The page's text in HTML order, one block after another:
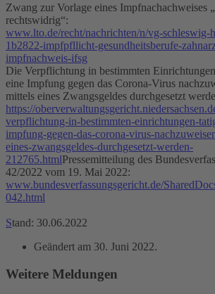
Zwang zur Vorlage eines Impfnachachweises
rechtswidrig“:
www.lto.de/recht/nachrichten/n/vg-schleswig-
1b2822-impfpfllicht-gesundheitsberufe-
impfnachweis-ifsg
Die Verpflichtung in bestimmten
eine Impfung gegen das Corona-Virus
mittels eines Zwangsgeldes durchgesetzt
https://
verpflichtung-in-bestimmten-einrichtungen-
impfung-gegen-das-corona-virus-
eines-zwangsgeldes-durchgesetzt-werden-
212765.htmlPressemitteilung des
42/2022 vom 19. Mai 2022:
www.bundesverfassungsgericht.de/
042.html
Stand: 30.06.2022
Geändert am 30. Juni 2022.
Weitere Meldungen